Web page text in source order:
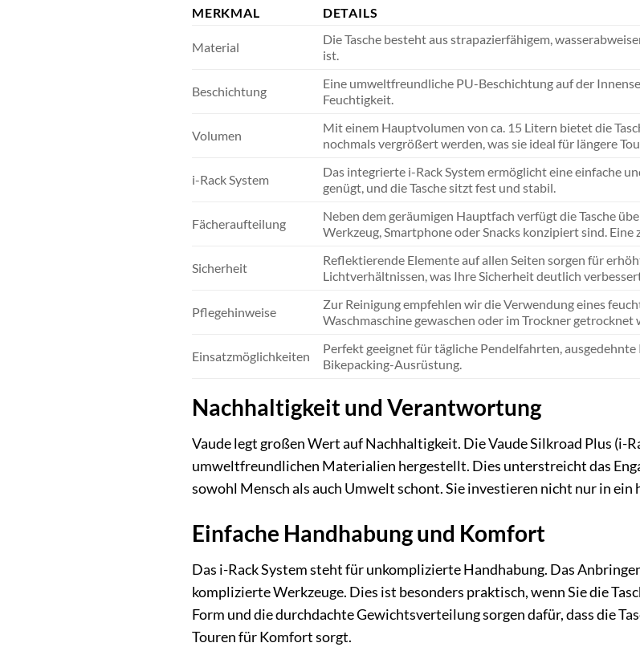
MERKMAL DETAILS
Material
Die Tasche besteht aus strapazierfähigem,
ist.
Beschichtung
Eine umweltfreundliche PU-Beschichtung auf der
Feuchtigkeit.
Volumen
Mit einem Hauptvolumen von ca. 15 Litern bietet die
nochmals vergrößert werden, was sie ideal für längere
i-Rack System
Das integrierte i-Rack System ermöglicht eine einfache
genügt, und die Tasche sitzt fest und stabil.
Fächeraufteilung
Neben dem geräumigen Hauptfach verfügt die Tasche
Werkzeug, Smartphone oder Snacks konzipiert sind.
Sicherheit
Reflektierende Elemente auf allen Seiten sorgen für
Lichtverhältnissen, was Ihre Sicherheit deutlich
Pflegehinweise
Zur Reinigung empfehlen wir die Verwendung eines
Waschmaschine gewaschen oder im Trockner getrocknet
Einsatzmöglichkeiten
Perfekt geeignet für tägliche Pendelfahrten,
Bikepacking-Ausrüstung.
Nachhaltigkeit und Verantwortung
Vaude legt großen Wert auf Nachhaltigkeit. Die Vaude Silkroad Plus
umweltfreundlichen Materialien hergestellt. Dies unterstreicht das
sowohl Mensch als auch Umwelt schont. Sie investieren nicht nur in
Einfache Handhabung und Komfort
Das i-Rack System steht für unkomplizierte Handhabung. Das
komplizierte Werkzeuge. Dies ist besonders praktisch, wenn Sie die
Form und die durchdachte Gewichtsverteilung sorgen dafür, dass die
Touren für Komfort sorgt.